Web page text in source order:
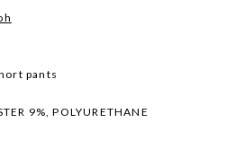
pants
9%, POLYURETHANE